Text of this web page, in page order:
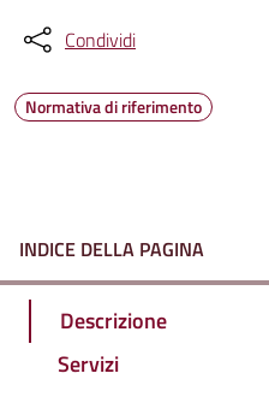
Condividi
Normativa di riferimento
INDICE DELLA PAGINA
Descrizione
Servizi